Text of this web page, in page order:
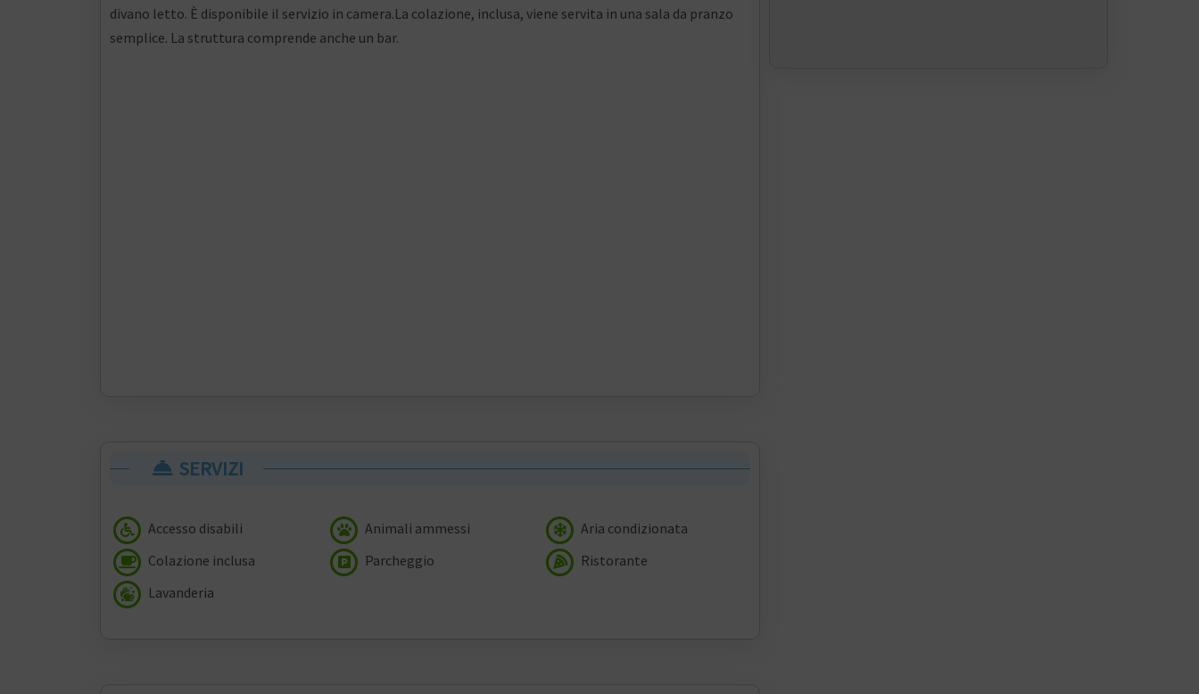
divano letto. È disponibile il servizio in camera.La colazione, inclusa, viene servita in una sala da pranzo
semplice. La struttura comprende anche un bar.
SERVIZI
Accesso disabili Animali ammessi
Aria condizionata
Colazione inclusa
Parcheggio
Ristorante
Lavanderia